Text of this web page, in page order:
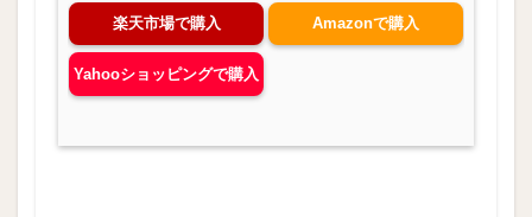
楽天市場で購入 Amazonで購入
Yahooショッピングで購入